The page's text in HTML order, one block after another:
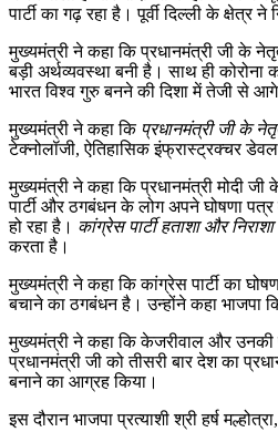
पार्टी का गढ़ रहा है। पूर्वी दिल्ली के
मुख्यमंत्री ने कहा कि प्रधानमंत्री जी के
बड़ी अर्थव्यवस्था बनी है। साथ ही
भारत विश्व गुरु बनने की दिशा में तेजी से
मुख्यमंत्री ने कहा कि प्रधानमंत्री जी के
टेक्नोलॉजी, ऐतिहासिक इंफ्रास्ट्रक्चर
मुख्यमंत्री ने कहा कि प्रधानमंत्री मोदी
पार्टी और ठगबंधन के लोग अपने घोषणा
हो रहा है। कांग्रेस पार्टी हताशा और
करता है।
मुख्यमंत्री ने कहा कि कांग्रेस पार्टी का
बचाने का ठगबंधन है। उन्होंने कहा भाजपा
मुख्यमंत्री ने कहा कि केजरीवाल और उनकी
प्रधानमंत्री जी को तीसरी बार देश का
बनाने का आग्रह किया।
इस दौरान भाजपा प्रत्याशी श्री हर्ष